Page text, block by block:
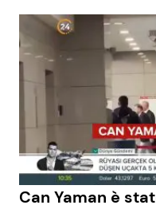
Can Yaman è